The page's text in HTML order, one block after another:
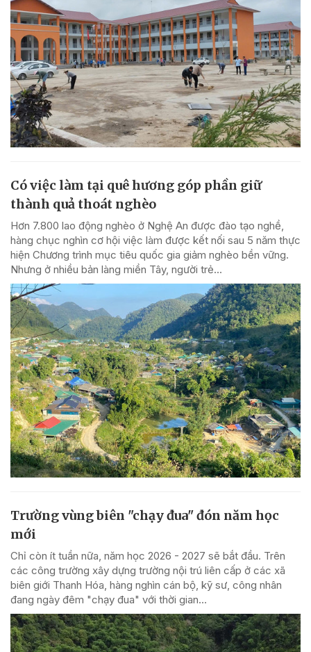
Có việc làm tại quê hương góp phần giữ
thành quả thoát nghèo
Hơn 7.800 lao động nghèo ở Nghệ An được đào tạo nghề,
hàng chục nghìn cơ hội việc làm được kết nối sau 5 năm thực
hiện Chương trình mục tiêu quốc gia giảm nghèo bền vững.
Nhưng ở nhiều bản làng miền Tây, người trẻ...
Trường vùng biên "chạy đua" đón năm học
mới
Chỉ còn ít tuần nữa, năm học 2026 - 2027 sẽ bắt đầu. Trên
các công trường xây dựng trường nội trú liên cấp ở các xã
biên giới Thanh Hóa, hàng nghìn cán bộ, kỹ sư, công nhân
đang ngày đêm "chạy đua" với thời gian...